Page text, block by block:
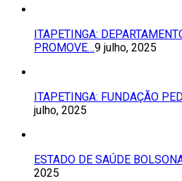
ITAPETINGA:
PROMOVE…9 julho, 2025
ITAPETINGA: FUNDAÇÃO
julho, 2025
ESTADO DE SAÚDE
2025